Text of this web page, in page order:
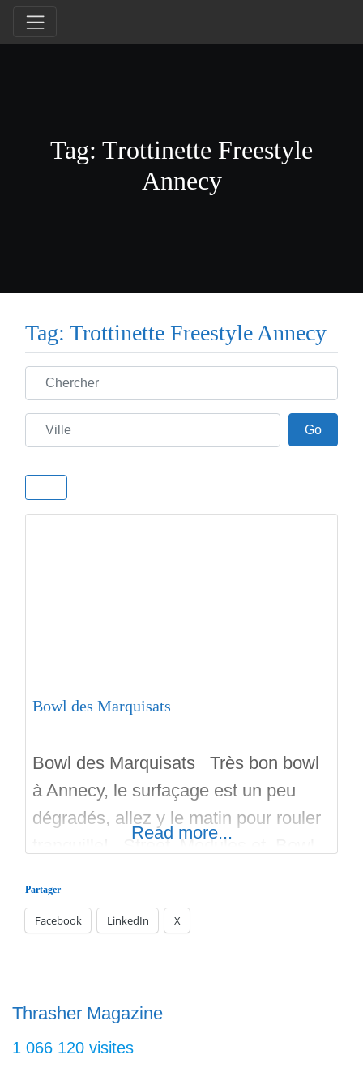
Tag: Trottinette Freestyle
Annecy
Tag: Trottinette Freestyle Annecy
Chercher
Ville GoGo
Bowl des Marquisats
Bowl des Marquisats Très bon bowl
à Annecy, le surfaçage est un peu
dégradés, allez y le matin pour rouler
tranquille! Street, Modules et, Bowl.
Vidéo 🙂
Read more...
Partager
Facebook LinkedIn X
Thrasher Magazine
1 066 120 visites